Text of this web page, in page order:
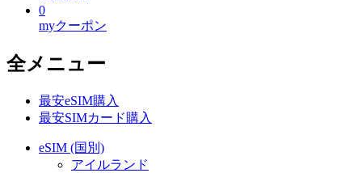
0
myクーポン
全メニュー
最安eSIM購入
最安SIMカード購入
eSIM (国別)
アイルランド